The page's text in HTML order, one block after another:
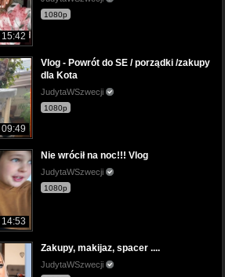
15:42
1080p
09:49
Vlog - Powrót do SE / porządki /zakupy
dla Kota
JudytaWSzwecji
1080p
14:53
Nie wrócił na noc!!! Vlog
JudytaWSzwecji
1080p
Zakupy, makijaz, spacer ....
JudytaWSzwecji